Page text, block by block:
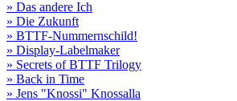
» Das andere Ich
» Die Zukunft
» BTTF-Nummernschild!
» Display-Labelmaker
» Secrets of BTTF Trilogy
» Back in Time
» Jens "Knossi" Knossalla